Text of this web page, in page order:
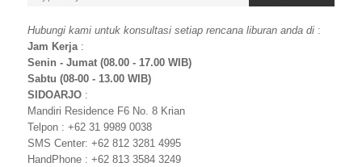
Hubungi kami untuk konsultasi setiap rencana liburan anda di :
Jam Kerja:
Senin - Jumat (08.00 - 17.00 WIB)
Sabtu (08-00 - 13.00 WIB)
SIDOARJO :
Mandiri Residence F6 No. 8 Krian
Telpon : +62 31 9989 0038
SMS Center: +62 812 3281 4995
HandPhone : +62 813 3584 3249